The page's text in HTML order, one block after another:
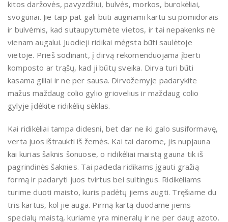
kitos daržovės, pavyzdžiui, bulvės, morkos, burokėliai,
svogūnai. Jie taip pat gali būti auginami kartu su pomidorais
ir bulvėmis, kad sutaupytumėte vietos, ir tai nepakenks nė
vienam augalui. Juodieji ridikai mėgsta būti saulėtoje
vietoje. Prieš sodinant, į dirvą rekomenduojama įberti
komposto ar trąšų, kad ji būtų sveika. Dirva turi būti
kasama giliai ir ne per sausa. Dirvožemyje padarykite
mažus maždaug colio gylio griovelius ir maždaug colio
gylyje įdėkite ridikėlių sėklas.
Kai ridikėliai tampa didesni, bet dar ne iki galo susiformavę,
verta juos ištraukti iš žemės. Kai tai darome, jis nupjauna
kai kurias šaknis šonuose, o ridikėliai maistą gauna tik iš
pagrindinės šaknies. Tai padeda ridikams įgauti gražią
formą ir padaryti juos tvirtus bei sultingus. Ridikėliams
turime duoti maisto, kuris padėtų jiems augti. Tręšiame du
tris kartus, kol jie auga. Pirmą kartą duodame jiems
specialų maistą, kuriame yra mineralų ir ne per daug azoto.